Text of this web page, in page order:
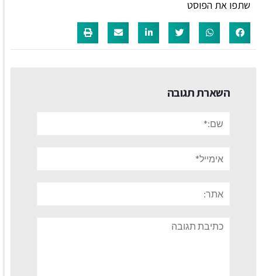
שתפו את הפוסט
השארת תגובה
תגובה